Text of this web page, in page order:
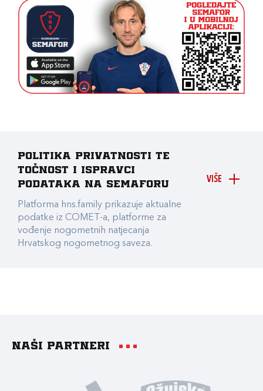
VIŠE
Politika privatnosti te
točnost i ispravci
podataka na Semaforu
Platforma hns.family prikazuje aktualne
podatke iz COMET-a, platforme za
vođenje nogometnih natjecanja
Hrvatskog nogometnog saveza.
Naši partneri